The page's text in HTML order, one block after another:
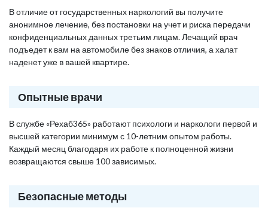
В отличие от государственных наркологий вы получите
анонимное лечение, без постановки на учет и риска передачи
конфиденциальных данных третьим лицам. Лечащий врач
подъедет к вам на автомобиле без знаков отличия, а халат
наденет уже в вашей квартире.
Опытные врачи
В службе «Рехаб365» работают психологи и наркологи первой и
высшей категории минимум с 10-летним опытом работы.
Каждый месяц благодаря их работе к полноценной жизни
возвращаются свыше 100 зависимых.
Безопасные методы